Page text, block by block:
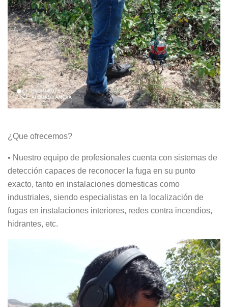
¿Que ofrecemos?
• Nuestro equipo de profesionales cuenta con sistemas de
detección capaces de reconocer la fuga en su punto
exacto, tanto en instalaciones domesticas como
industriales, siendo especialistas en la localización de
fugas en instalaciones interiores, redes contra incendios,
hidrantes, etc.